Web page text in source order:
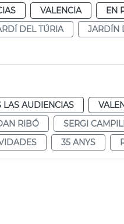
VALENCIA
EN
DEL TÚRIA JARDÍN
LAS AUDIENCIAS
RIBÓ SERGI
35 ANYS